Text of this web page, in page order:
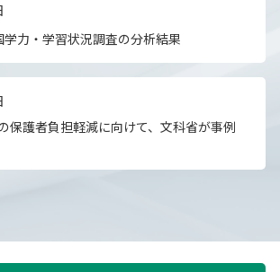
力・学習状況調査の分析結果
保護者負担軽減に向けて、文科省が事例